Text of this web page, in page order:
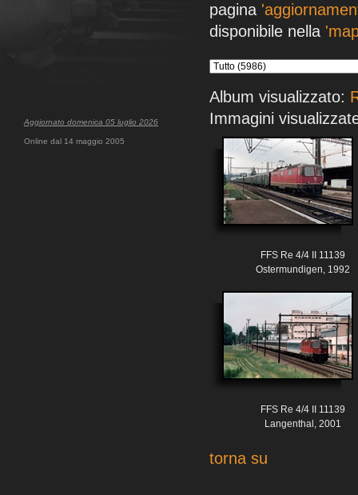
Aggiornato domenica 05 luglio 2026
Online dal 14 maggio 2005
pagina
disponibile nella
Album visualizzato:
Immagini
FFS Re 4/4 II 11139
Ostermundigen, 1992
FFS Re 4/4 II 11139
Langenthal, 2001
torna su